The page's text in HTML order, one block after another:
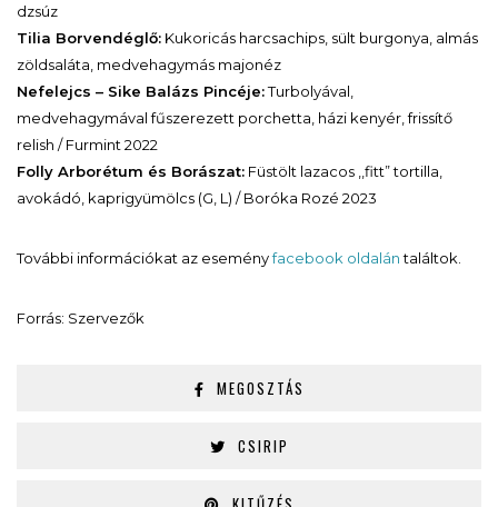
dzsúz
Tilia Borvendéglő: Kukoricás harcsachips, sült burgonya, almás
zöldsaláta, medvehagymás majonéz
Nefelejcs – Sike Balázs Pincéje:Turbolyával,
medvehagymával fűszerezett porchetta, házi kenyér, frissítő
relish / Furmint 2022
Folly Arborétum és Borászat: Füstölt lazacos ,,fitt” tortilla,
avokádó, kaprigyümölcs (G, L) / Boróka Rozé 2023
További információkat az eseményfacebook oldalántaláltok.
Forrás: Szervezők
MEGOSZTÁS
CSIRIP